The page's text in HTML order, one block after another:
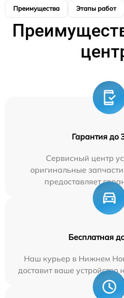
Преимущества Этапы работ
Гарантия до
Сервисный центр
оригинальные
предоставляет
Бесплатная
Наш курьер в Нижнем
доставит ваше устройство